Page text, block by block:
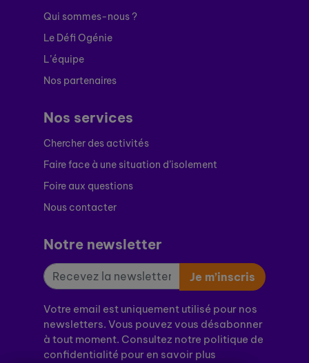
Qui sommes-nous ?
Le Défi Ogénie
L’équipe
Nos partenaires
Nos services
Chercher des activités
Faire face à une situation d’isolement
Foire aux questions
Nous contacter
Notre newsletter
Je m’inscris
Votre email est uniquement utilisé pour nos
newsletters. Vous pouvez vous désabonner
à tout moment. Consultez notre politique de
confidentialité pour en savoir plus